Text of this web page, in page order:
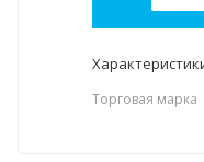
Торговая марка